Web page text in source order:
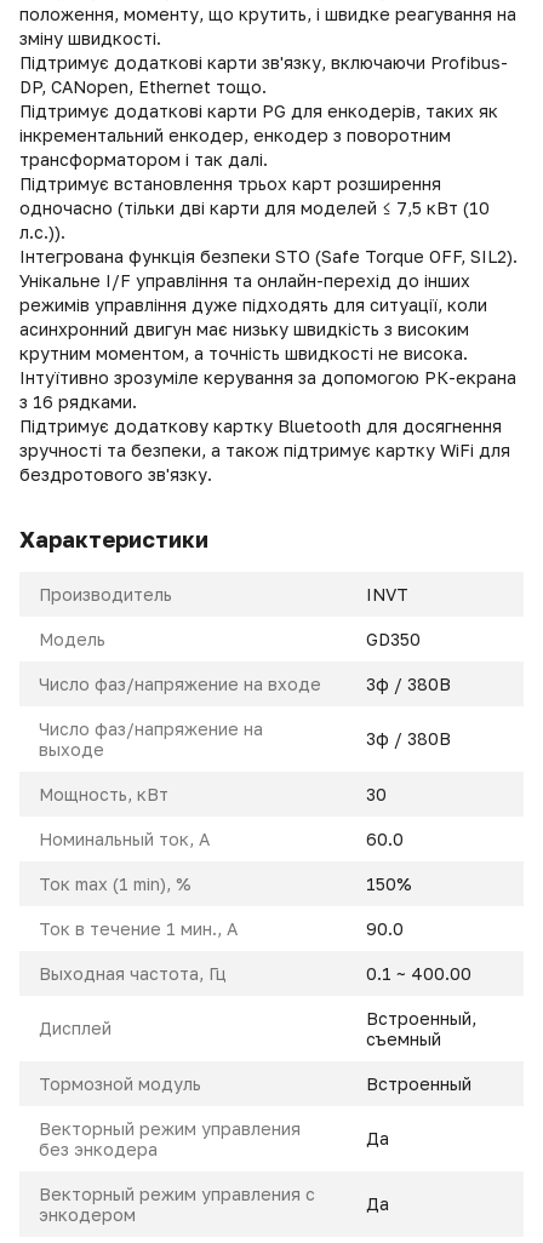
положення, моменту, що крутить, і швидке реагування на
зміну швидкості.
Підтримує додаткові карти зв'язку, включаючи Profibus-
DP, CANopen, Ethernet тощо.
Підтримує додаткові карти PG для енкодерів, таких як
інкрементальний енкодер, енкодер з поворотним
трансформатором і так далі.
Підтримує встановлення трьох карт розширення
одночасно (тільки дві карти для моделей ≤ 7,5 кВт (10
л.с.)).
Інтегрована функція безпеки STO (Safe Torque OFF, SIL2).
Унікальне I/F управління та онлайн-перехід до інших
режимів управління дуже підходять для ситуації, коли
асинхронний двигун має низьку швидкість з високим
крутним моментом, а точність швидкості не висока.
Інтуїтивно зрозуміле керування за допомогою РК-екрана
з 16 рядками.
Підтримує додаткову картку Bluetooth для досягнення
зручності та безпеки, а також підтримує картку WiFi для
бездротового зв'язку.
Характеристики
Производитель INVT
Модель GD350
Число фаз/напряжение на входе 3ф / 380В
Число фаз/напряжение на
выходе
3ф / 380В
Мощность, кВт 30
Номинальный ток, A 60.0
Ток max (1 min), % 150%
Ток в течение 1 мин., А 90.0
Выходная частота, Гц 0.1 ~ 400.00
Дисплей
Встроенный,
съемный
Тормозной модуль Встроенный
Векторный режим управления
без энкодера
Да
Векторный режим управления с
энкодером
Да